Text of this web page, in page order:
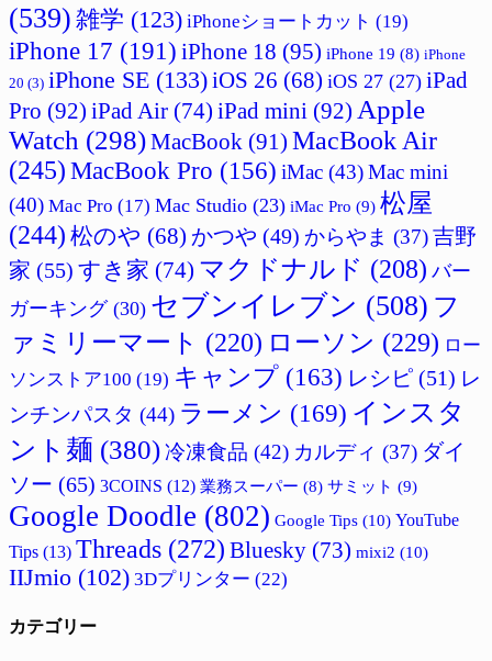
(539) 雑学 (123) iPhoneショートカット (19)
iPhone 17 (191) iPhone 18 (95) iPhone 19 (8) iPhone
20 (3) iPhone SE (133)iOS 26 (68) iOS 27 (27) iPad
Pro (92) iPad Air (74) iPad mini (92) Apple
Watch (298)MacBook (91) MacBook Air
(245) MacBook Pro (156) iMac (43)Mac mini
(40) Mac Pro (17) Mac Studio (23) iMac Pro (9) 松屋
(244) 松のや (68) かつや (49) からやま (37)吉野
家 (55) すき家 (74) マクドナルド (208) バー
ガーキング(30) セブンイレブン (508) フ
ァミリーマート (220) ローソン (229) ロー
ソンストア100 (19) キャンプ (163) レシピ (51) レ
ンチンパスタ (44) ラーメン (169) インスタ
ント麺 (380)冷凍食品 (42) カルディ (37) ダイ
ソー (65) 3COINS (12) 業務スーパー (8) サミット (9)
Google Doodle (802) Google Tips (10) YouTube
Tips (13) Threads (272) Bluesky (73) mixi2 (10)
IIJmio (102) 3Dプリンター (22)
カテゴリー